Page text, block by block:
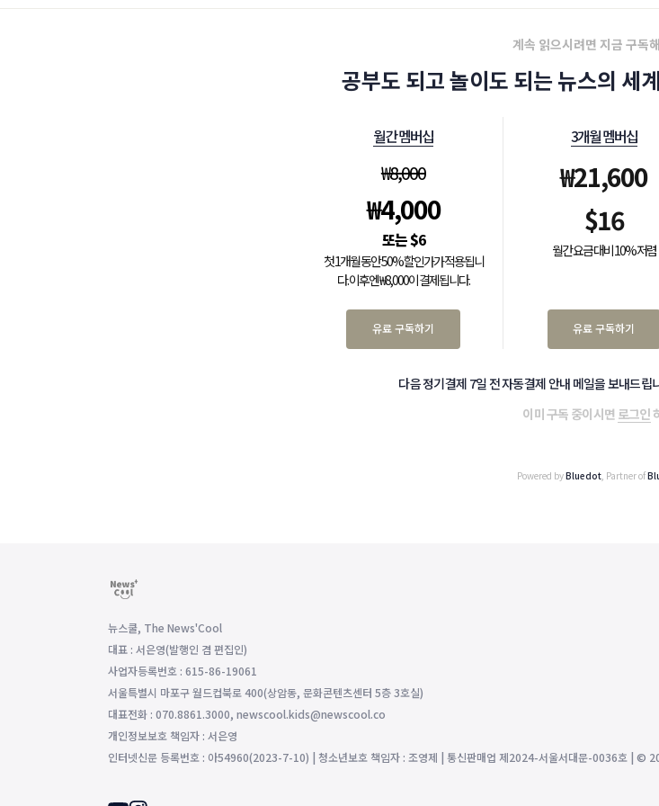
계속 읽으시려면 지금 구독
공부도 되고 놀이도 되는 뉴스의 세
월간 멤버십
₩8,000
₩4,000
$6
첫 1개월 동안 50% 할인가가 적용됩니
다. 이후엔 ₩8,000이 결제됩니다.
유료 구독하기
3개월 멤버십
₩21,600
$16
월간 요금 대비 10% 저렴
유료 구독하기
다음 정기결제 7일 전 자동결제 안내 메일을 보내드립
이미 구독 중이시면 로그인
Powered byBluedot, Partner of
뉴스쿨, The News'Cool
대표 : 서은영(발행인 겸 편집인)
사업자등록번호 : 615-86-19061
서울특별시 마포구 월드컵북로 400(상암동, 문화콘텐츠센터 5층 3호실)
대표전화 : 070.8861.3000, newscool.kids@newscool.co
개인정보보호 책임자 : 서은영
인터넷신문 등록번호 : 아54960(2023-7-10) | 청소년보호 책임자 : 조영제 | 통신판매업 제2024-서울서대문-0036호